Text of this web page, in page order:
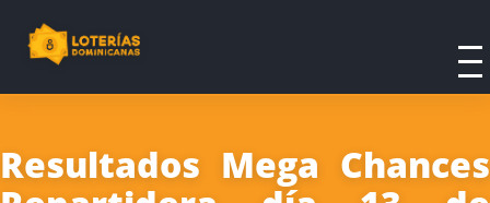
Resultados Mega Chances